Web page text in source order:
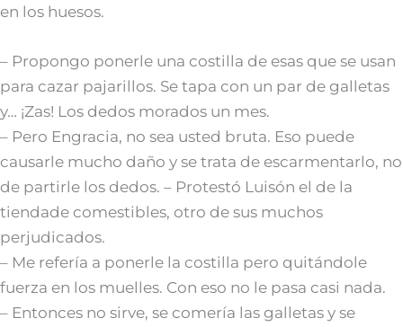
en los huesos.
– Propongo ponerle una costilla de esas que se usan
para cazar pajarillos. Se tapa con un par de galletas
y… ¡Zas! Los dedos morados un mes.
– Pero Engracia, no sea usted bruta. Eso puede
causarle mucho daño y se trata de escarmentarlo, no
de partirle los dedos. – Protestó Luisón el de la
tiendade comestibles, otro de sus muchos
perjudicados.
– Me refería a ponerle la costilla pero quitándole
fuerza en los muelles. Con eso no le pasa casi nada.
– Entonces no sirve, se comería las galletas y se